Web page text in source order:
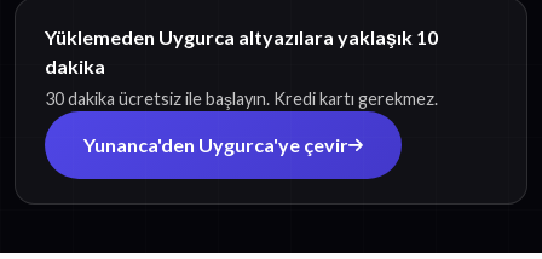
Yüklemeden Uygurca altyazılara yaklaşık 10
dakika
30 dakika ücretsiz ile başlayın. Kredi kartı gerekmez.
Yunanca'den Uygurca'ye çevir